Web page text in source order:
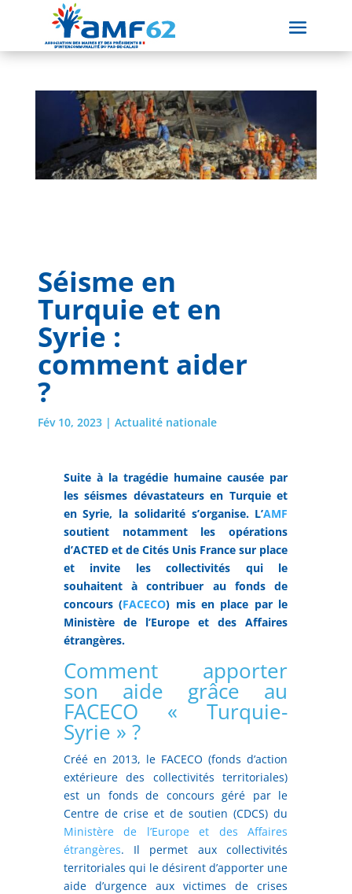
Séisme en
Turquie et en
Syrie :
comment aider
?
Fév 10, 2023| Actualité nationale
Suite à la tragédie humaine causée par
les séismes dévastateurs en Turquie et
en Syrie, la solidarité s’organise. L’AMF
soutient notamment les opérations
d’ACTED et de Cités Unis France sur place
et invite les collectivités qui le
souhaitent à contribuer au fonds de
concours (FACECO) mis en place par le
Ministère de l’Europe et des Affaires
étrangères.
Comment apporter
son aide grâce au
FACECO « Turquie-
Syrie » ?
Créé en 2013, le FACECO (fonds d’action
extérieure des collectivités territoriales)
est un fonds de concours géré par le
Centre de crise et de soutien (CDCS) du
Ministère de l’Europe et des Affaires
étrangères. Il permet aux collectivités
territoriales qui le désirent d’apporter une
aide d’urgence aux victimes de crises